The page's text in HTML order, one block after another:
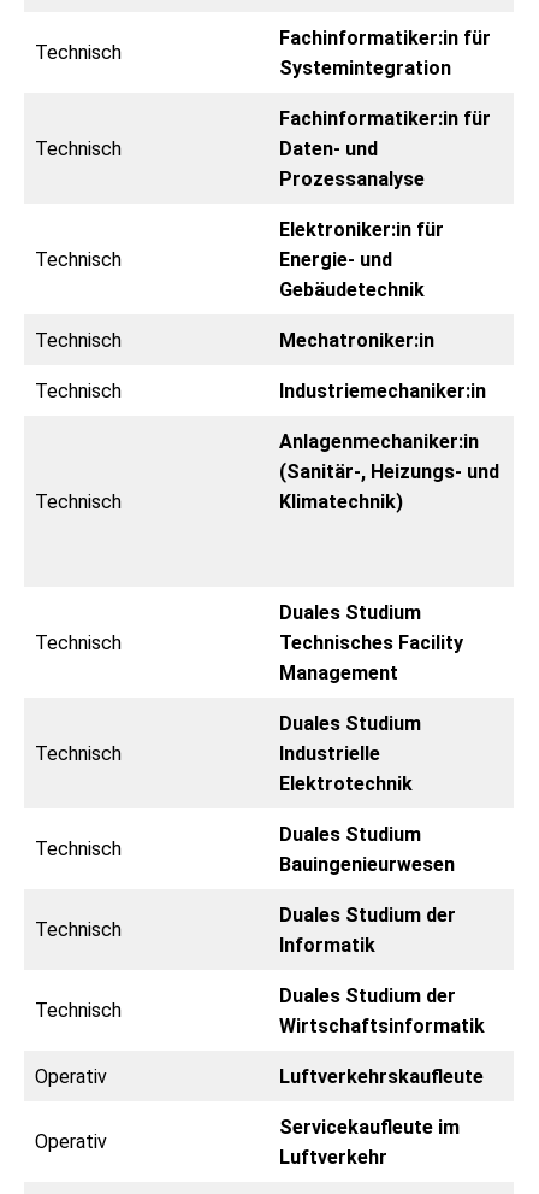
Technisch
Fachinformatiker:in für
Systemintegration
Technisch
Fachinformatiker:in für
Daten- und
Prozessanalyse
Technisch
Elektroniker:in für
Energie- und
Gebäudetechnik
Technisch Mechatroniker:in
Technisch Industriemechaniker:in
Technisch
Anlagenmechaniker:in
(Sanitär-, Heizungs- und
Klimatechnik)
Technisch
Duales Studium
Technisches Facility
Management
Technisch
Duales Studium
Industrielle
Elektrotechnik
Technisch
Duales Studium
Bauingenieurwesen
Technisch
Duales Studium der
Informatik
Technisch
Duales Studium der
Wirtschaftsinformatik
Operativ Luftverkehrskaufleute
Operativ
Servicekaufleute im
Luftverkehr